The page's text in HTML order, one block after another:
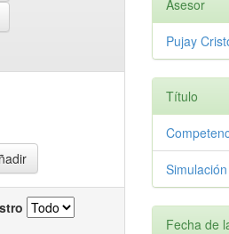
Asesor
Pujay
Título
Fecha de